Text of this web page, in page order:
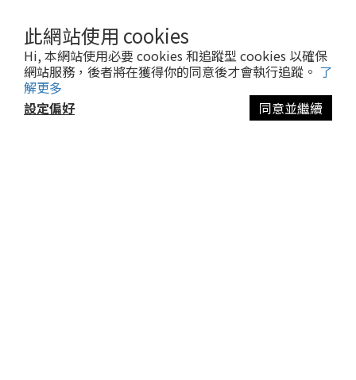
此網站使用 cookies
Hi, 本網站使用必要 cookies 和追蹤型 cookies 以確保
網站服務，後者將在獲得你的同意後才會執行追蹤。 了
解更多
設定偏好
同意並繼續
聯絡我們 Contact us
企業/團體/福委合作
客服電話 /